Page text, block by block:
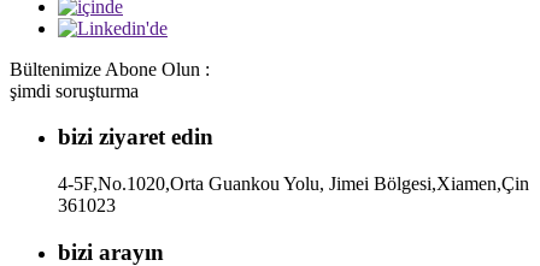
Bültenimize Abone Olun :
şimdi soruşturma
bizi ziyaret edin
4-5F,No.1020,Orta Guankou Yolu, Jimei Bölgesi,Xiamen,Çin
361023
bizi arayın